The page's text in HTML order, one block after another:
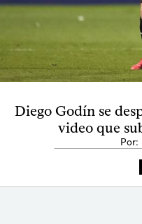
Diego Godín se
video que
Por: